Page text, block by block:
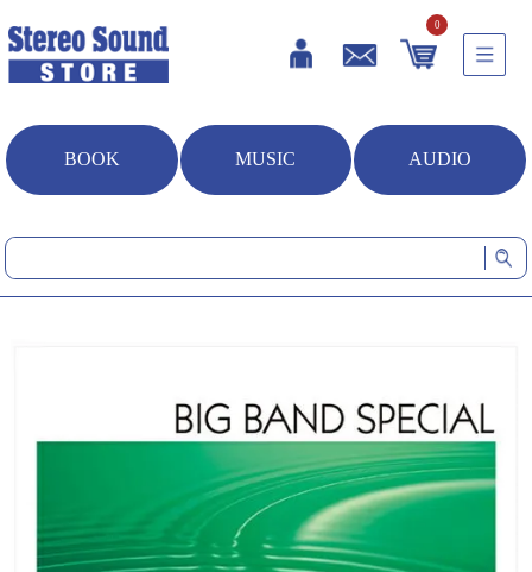
0
BOOK MUSIC AUDIO
HOME
音楽ソフト
BIG BAND SPECIAL ～華麗なるビッグバンドサウンド～(CD/SACDハ